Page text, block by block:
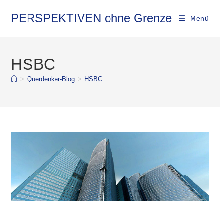
InhaltPERSPEKTIVEN ohne Grenze Menü
HSBC
> Querdenker-Blog > HSBC